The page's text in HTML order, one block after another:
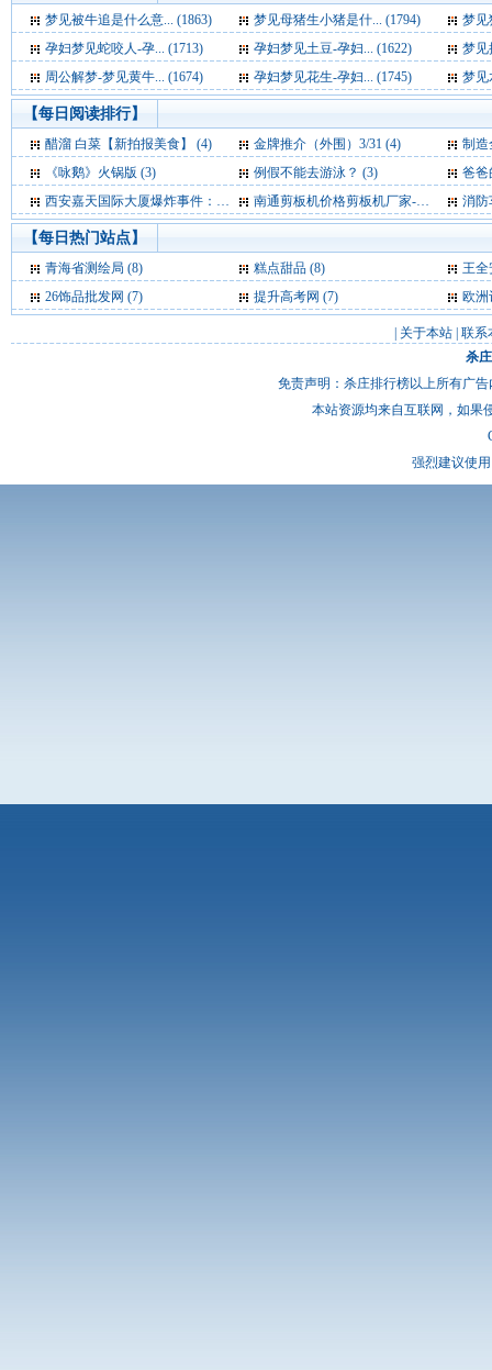
梦见被牛追是什么意... (1863) 梦见母猪生小猪是什... (1794)
梦见
孕妇梦见蛇咬人-孕... (1713)
孕妇梦见土豆-孕妇... (1622)
梦见
周公解梦-梦见黄牛... (1674)
孕妇梦见花生-孕妇... (1745) 梦见
【每日阅读排行】
醋溜 白菜【新拍报美食】 (4) 金牌推介（外围）3/31 (4)
制造
《咏鹅》火锅版 (3)
例假不能去游泳？ (3)
爸爸
西安嘉天国际大厦爆炸事件：基本确定为液化气爆炸 (3)
南通剪板机价格剪板机厂家-卷板机厂家 (3) 消防车
【每日热门站点】
青海省测绘局 (8) 糕点甜品 (8)
王全
26饰品批发网 (7) 提升高考网 (7) 欧洲
关于本站 联系
杀
免责声明：杀庄排行榜以上所有广
本站资源均来自互联网，如果
强烈建议使